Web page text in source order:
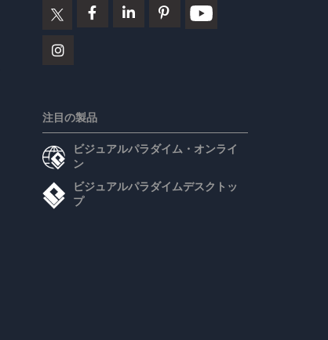
注目の製品
ビジュアルパラダイム・オンライ
ン
ビジュアルパラダイムデスクトッ
プ